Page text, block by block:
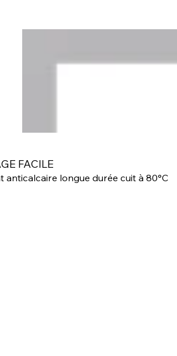
FACILE
anticalcaire longue durée cuit à 80°C